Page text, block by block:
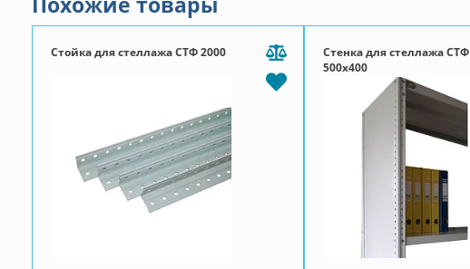
Стойка для стеллажа СТФ 2000
Стенка для стеллажа СТФ
500x400